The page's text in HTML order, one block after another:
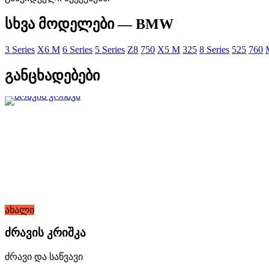
სხვა მოდელები — BMW
3 Series X6 M 6 Series 5 Series Z8 750 X5 M 325 8 Series 525 760
განცხადებები
ახალი
ძრავის კრიშკა
ძრავი და საწვავი